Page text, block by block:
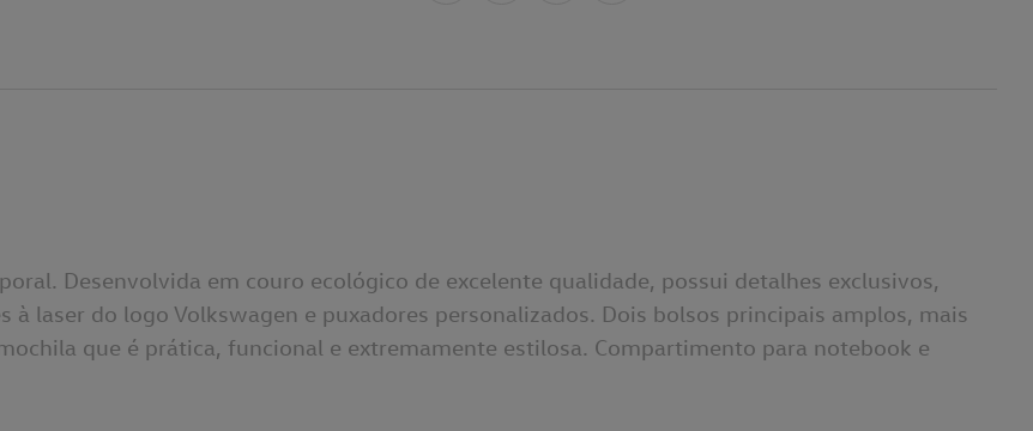
Desenvolvida em couro ecológico de excelente qualidade, possui detalhes exclusivos,
laser do logo Volkswagen e puxadores personalizados. Dois bolsos principais amplos, mais
que é prática, funcional e extremamente estilosa. Compartimento para notebook e